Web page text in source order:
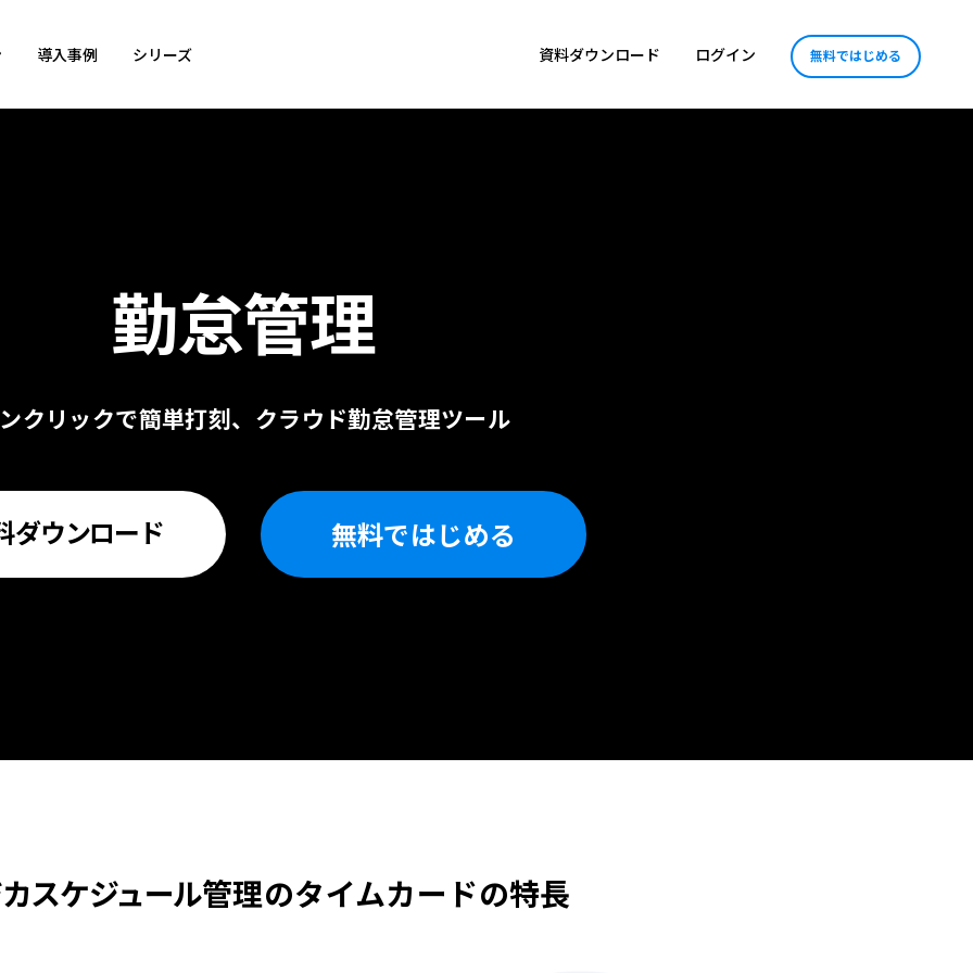
導入事例 シリーズ 資料ダウンロード ログイン 無料ではじめる
勤怠管理
クリックで簡単打刻、 クラウド勤怠管理ツール
無料ではじめる
ダウンロード
スケジュール管理のタイムカードの特長